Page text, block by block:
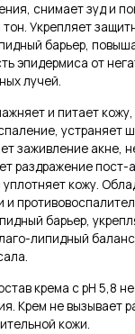
снимает зуд и
Укрепляет
барьер,
эпидермиса от
лучей.
и питает
устраняет
заживление акне,
раздражениепост-
уплотняет кожу.
и
барьер,
липидный
крема с pH 5,8
Крем не вызывает
кожи.